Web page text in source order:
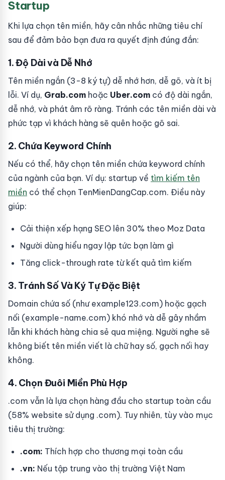
Startup
Khi lựa chọn tên miền, hãy cân nhắc những tiêu chí
sau để đảm bảo bạn đưa ra quyết định đúng đắn:
1. Độ Dài và Dễ Nhớ
Tên miền ngắn (3-8 ký tự) dễ nhớ hơn, dễ gõ, và ít bị
lỗi. Ví dụ, Grab.com hoặc Uber.com có độ dài ngắn,
dễ nhớ, và phát âm rõ ràng. Tránh các tên miền dài và
phức tạp vì khách hàng sẽ quên hoặc gõ sai.
2. Chứa Keyword Chính
Nếu có thể, hãy chọn tên miền chứa keyword chính
của ngành của bạn. Ví dụ: startup về tìm kiếm tên
miền có thể chọn TenMienDangCap.com. Điều này
giúp:
Cải thiện xếp hạng SEO lên 30% theo Moz Data
Người dùng hiểu ngay lập tức bạn làm gì
Tăng click-through rate từ kết quả tìm kiếm
3. Tránh Số Và Ký Tự Đặc Biệt
Domain chứa số (như example123.com) hoặc gạch
nối (example-name.com) khó nhớ và dễ gây nhầm
lẫn khi khách hàng chia sẻ qua miệng. Người nghe sẽ
không biết tên miền viết là chữ hay số, gạch nối hay
không.
4. Chọn Đuôi Miền Phù Hợp
.com vẫn là lựa chọn hàng đầu cho startup toàn cầu
(58% website sử dụng .com). Tuy nhiên, tùy vào mục
tiêu thị trường:
.com: Thích hợp cho thương mại toàn cầu
.vn: Nếu tập trung vào thị trường Việt Nam